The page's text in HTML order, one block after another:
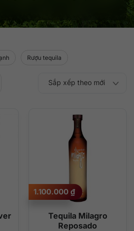
Rượu tequila
Sắp xếp theo
Sắp xếp theo mới
Tequila Milagro
Reposado
1.100.000 ₫